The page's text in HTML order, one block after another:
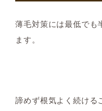
薄毛対策には最低でも
ます。
諦めず根気よく続ける